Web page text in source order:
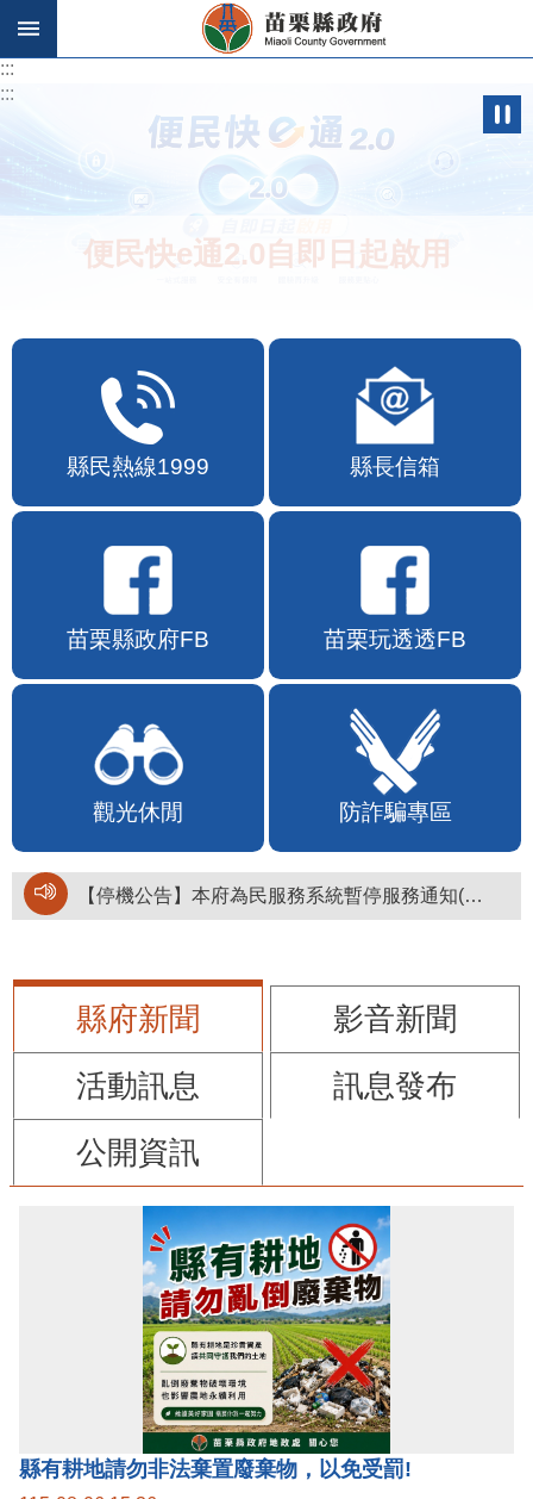
跳到主要內容區塊
:::
:::
便民快e通2.0自即日起啟用
縣民熱線1999 縣長信箱
苗栗縣政府FB 苗栗玩透透FB
觀光休閒 防詐騙專區
縣府新聞
影音新聞
活動訊息
訊息發布
公開資訊
縣有耕地請勿非法棄置廢棄物，以免受罰!